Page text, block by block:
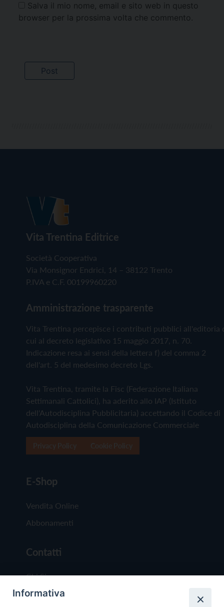
Salva il mio nome, email e sito web in questo
browser per la prossima volta che commento.
Vita Trentina Editrice
Società Cooperativa
Via Monsignor Endrici, 14 – 38122 Trento
P.IVA e C.F. 00199960220
Amministrazione trasparente
Vita Trentina percepisce i contributi pubblici all'editoria
cui al decreto legislativo 15 maggio 2017, n. 70.
Indicazione resa ai sensi della lettera f) del comma 2
dell'art. 5 del medesimo decreto Lgs.
Vita Trentina, tramite la Fisc (Federazione Italiana
Settimanali Cattolici), ha aderito allo IAP (Istituto
dell'Autodisciplina Pubblicitaria) accettando il Codice di
Autodisciplina della Comunicazione Commerciale
E-Shop
Vendita Online
Abbonamenti
Contatti
Chi Siamo
Redazione
Informativa